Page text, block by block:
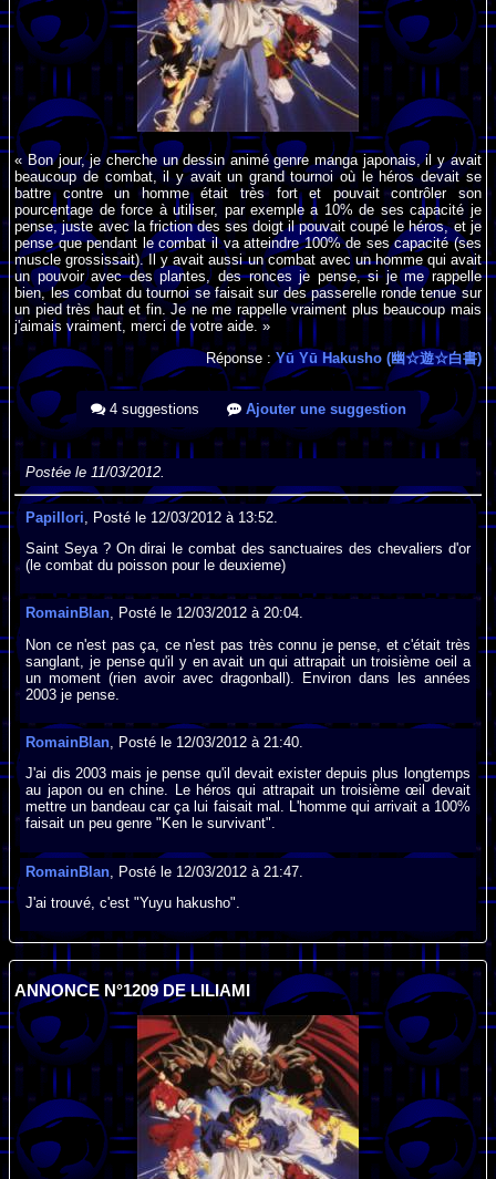
« Bon jour, je cherche un dessin animé genre manga japonais, il y avait
beaucoup de combat, il y avait un grand tournoi où le héros devait se
battre contre un homme était très fort et pouvait contrôler son
pourcentage de force à utiliser, par exemple a 10% de ses capacité je
pense, juste avec la friction des ses doigt il pouvait coupé le héros, et je
pense que pendant le combat il va atteindre 100% de ses capacité (ses
muscle grossissait). Il y avait aussi un combat avec un homme qui avait
un pouvoir avec des plantes, des ronces je pense, si je me rappelle
bien, les combat du tournoi se faisait sur des passerelle ronde tenue sur
un pied très haut et fin. Je ne me rappelle vraiment plus beaucoup mais
j'aimais vraiment, merci de votre aide. »
Réponse :Yū Yū Hakusho (幽☆遊☆白書)
4 suggestions Ajouter une suggestion
Postée le 11/03/2012.
Papillori , Posté le 12/03/2012 à 13:52.
Saint Seya ? On dirai le combat des sanctuaires des chevaliers d'or
(le combat du poisson pour le deuxieme)
RomainBlan, Posté le 12/03/2012 à 20:04.
Non ce n'est pas ça, ce n'est pas très connu je pense, et c'était très
sanglant, je pense qu'il y en avait un qui attrapait un troisième oeil a
un moment (rien avoir avec dragonball). Environ dans les années
2003 je pense.
RomainBlan , Posté le 12/03/2012 à 21:40.
J'ai dis 2003 mais je pense qu'il devait exister depuis plus longtemps
au japon ou en chine. Le héros qui attrapait un troisième œil devait
mettre un bandeau car ça lui faisait mal. L'homme qui arrivait a 100%
faisait un peu genre "Ken le survivant".
RomainBlan , Posté le 12/03/2012 à 21:47.
J'ai trouvé, c'est "Yuyu hakusho".
ANNONCE N°1209 DE LILIAMI